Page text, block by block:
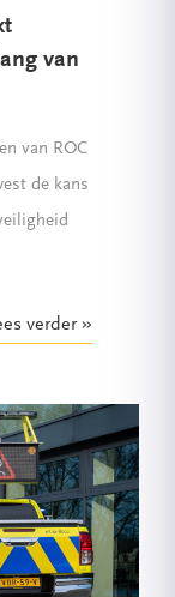
van
van ROC
de kans
verder